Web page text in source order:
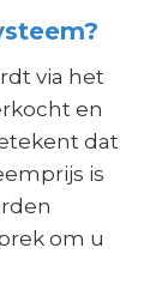
via het
en
dat
is
om u